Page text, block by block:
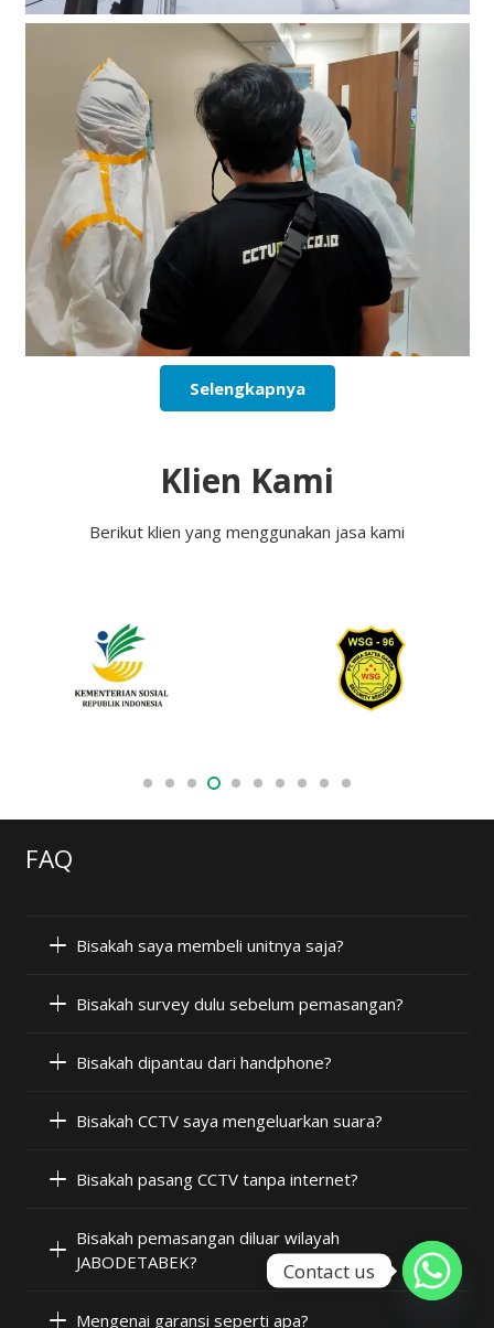
Selengkapnya
Klien Kami
Berikut klien yang menggunakan jasa kami
FAQ
Bisakah saya membeli unitnya saja?
Bisakah survey dulu sebelum pemasangan?
Bisakah dipantau dari handphone?
Bisakah CCTV saya mengeluarkan suara?
Bisakah pasang CCTV tanpa internet?
Bisakah pemasangan diluar wilayah
JABODETABEK?
Mengenai garansi seperti apa?
Contact us